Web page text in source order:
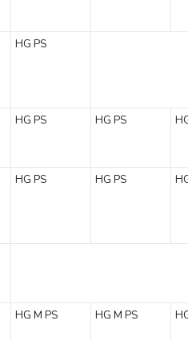
HG PS
HG PS HG PS
HG PS HG PS
HG M PS HG M PS